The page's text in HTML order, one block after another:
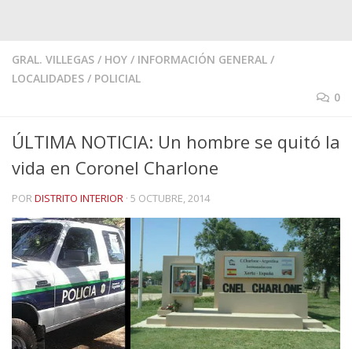
GRAL. VILLEGAS / HOY / INFORMACIÓN GENERAL /
LOCALIDADES / POLICIAL
0
ÚLTIMA NOTICIA: Un hombre se quitó la
vida en Coronel Charlone
PORDISTRITO INTERIOR · 5 OCTUBRE, 2014